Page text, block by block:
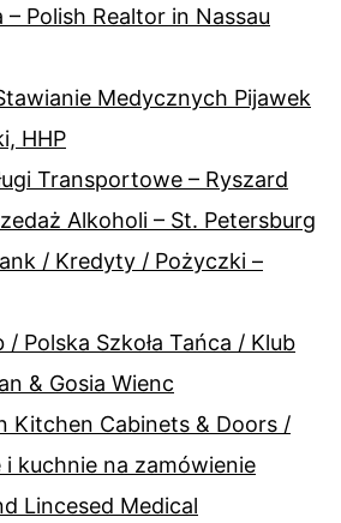
Polish Realtor in Nassau
Medycznych Pijawek
HHP
Transportowe – Ryszard
Alkoholi – St. Petersburg
/ Kredyty / Pożyczki –
Polska Szkoła Tańca / Klub
& Gosia Wienc
Kitchen Cabinets & Doors /
kuchnie na zamówienie
Lincesed Medical